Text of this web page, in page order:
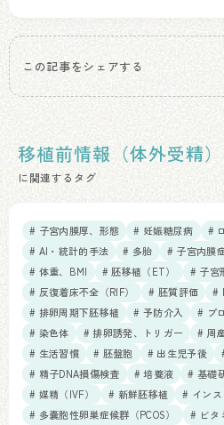
この記事をシェアする
移植前情報（体外受精）
に関連するタグ
# 子宮内膜厚、形態 # 妊娠糖尿病
#
# AI・統計的手法
# 多胎 # 子宮内膜
# 体重、BMI
# 胚移植（ET）
# 子宮
# 反復着床不全（RIF）
# 胚質評価 #
# 排卵周期下胚移植
# 予防介入
# プ
# 染色体
# 排卵誘発、トリガー # 周
# 生活習慣
# 胚盤胞 # 出生児予後
# 精子DNA損傷検査
# 培養液 # 基礎
# 媒精（IVF）
# 新鮮胚移植
# インス
# 多嚢胞性卵巣症候群（PCOS）
# ビタ